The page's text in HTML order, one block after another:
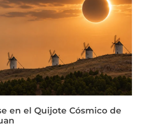
en el Quijote Cósmico de